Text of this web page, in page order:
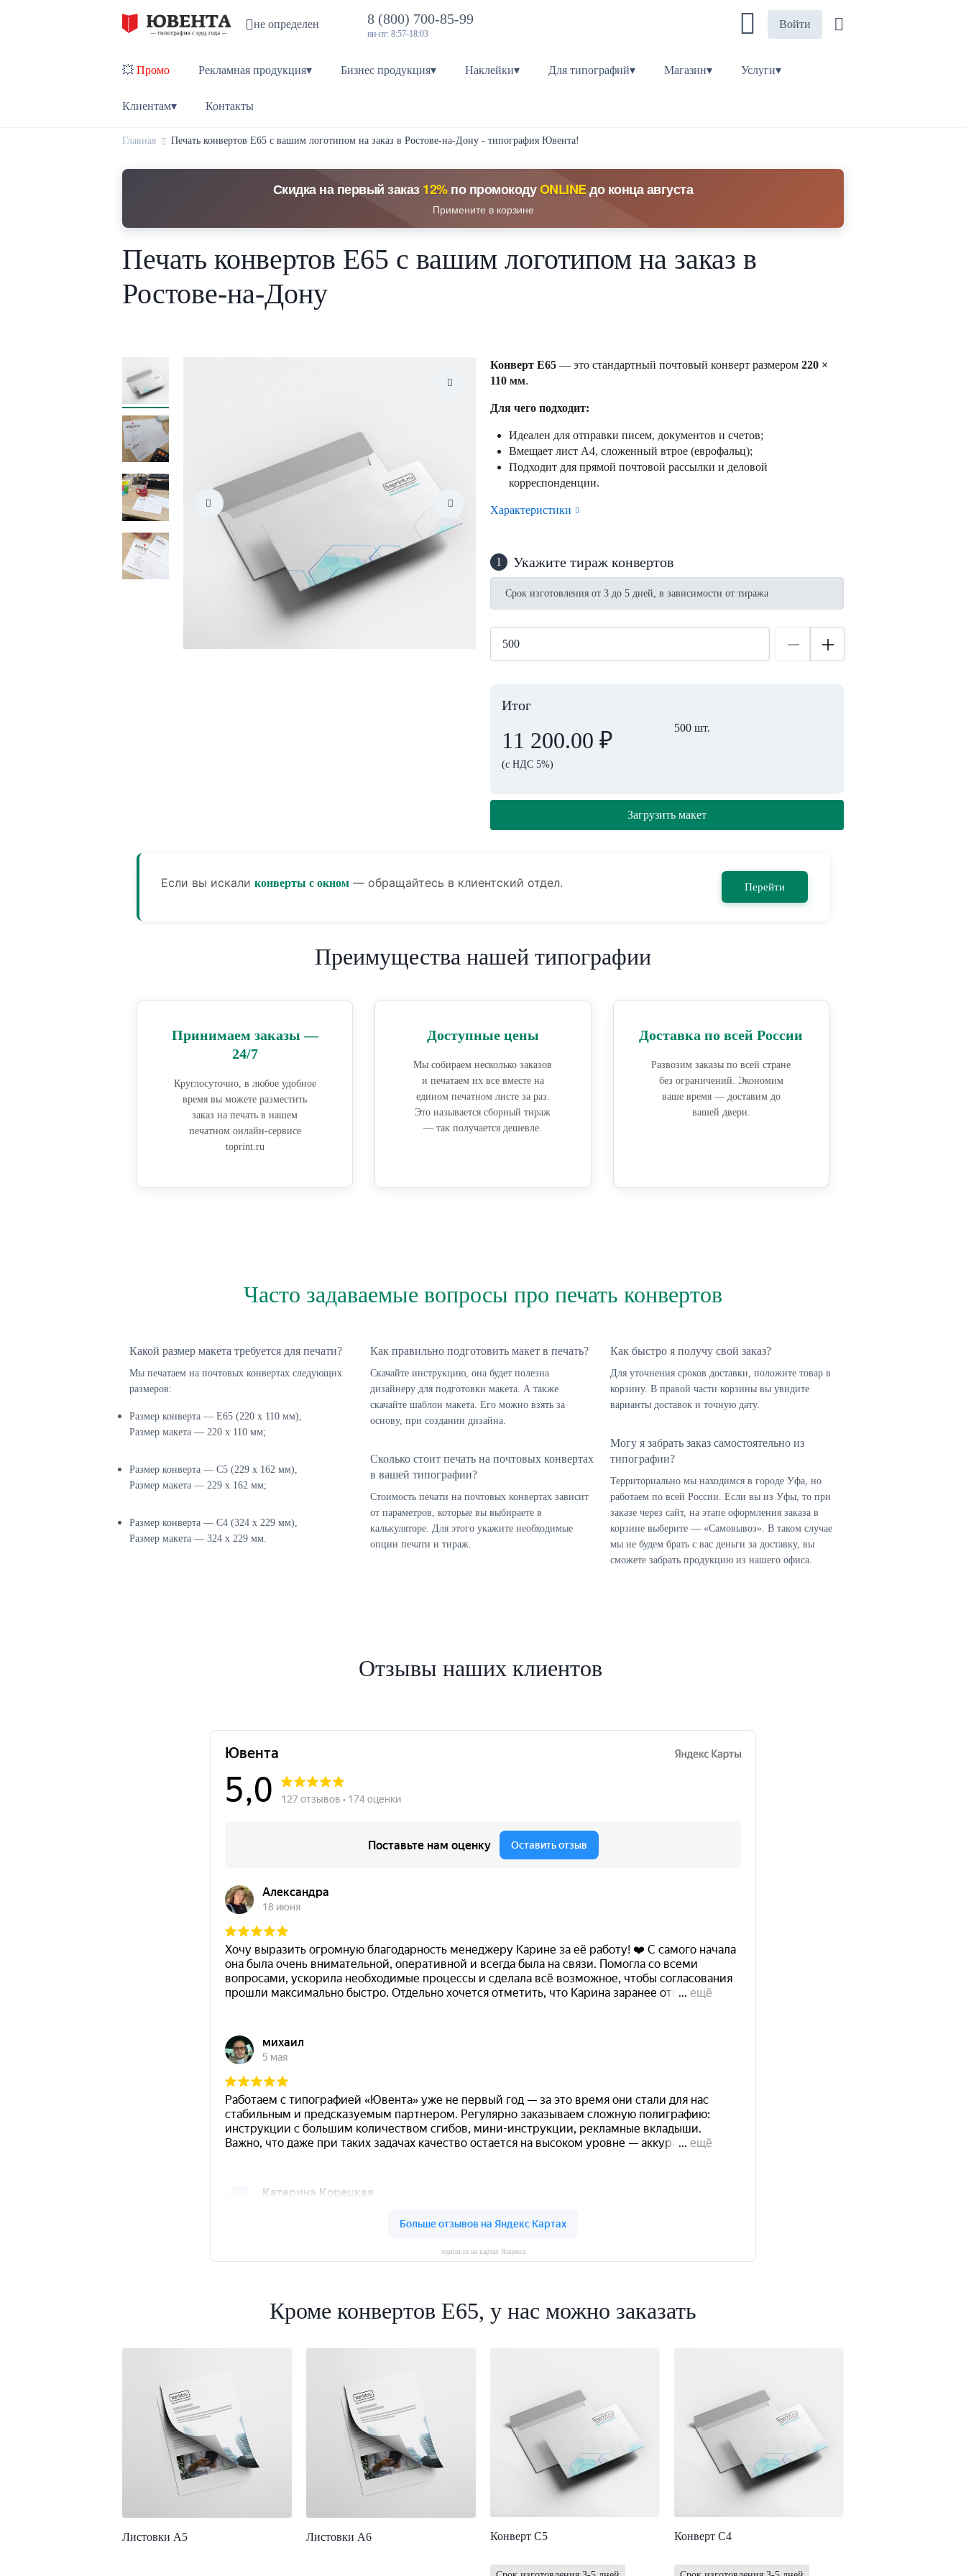
не определен 8 (800) 700-85-99
пн-пт: 8:57-18:03
Войти
💥 Промо Рекламная продукция▾ Бизнес продукция▾ Наклейки▾ Для типографий▾ Магазин▾ Услуги▾
Клиентам▾ Контакты
Главная Печать конвертов Е65 с вашим логотипом на заказ в Ростове-на-Дону - типография Ювента!
Скидка на первый заказ12%по промокодуONLINEдо конца августа
Примените в корзине
Печать конвертов Е65 с вашим логотипом на заказ в
Ростове-на-Дону
Конверт Е65 — это стандартный почтовый конверт размером 220 ×
110 мм.
Для чего подходит:
Идеален для отправки писем, документов и счетов;
Вмещает лист А4, сложенный втрое (еврофальц);
Подходит для прямой почтовой рассылки и деловой
корреспонденции.
Характеристики
1 Укажите тираж конвертов
Срок изготовления от 3 до 5 дней, в зависимости от тиража
Итог
11 200.00 ₽
(с НДС 5%)
500 шт.
Загрузить макет
Если вы искали конверты с окном — обращайтесь в клиентский отдел. Перейти
Преимущества нашей типографии
Принимаем заказы —
24/7
Круглосуточно, в любое удобное
время вы можете разместить
заказ на печать в нашем
печатном онлайн-сервисе
toprint.ru
Доступные цены
Мы собираем несколько заказов
и печатаем их все вместе на
едином печатном листе за раз.
Это называется сборный тираж
— так получается дешевле.
Доставка по всей России
Развозим заказы по всей стране
без ограничений. Экономим
ваше время — доставим до
вашей двери.
Часто задаваемые вопросы про печать конвертов
Какой размер макета требуется для печати?
Мы печатаем на почтовых конвертах следующих
размеров:
Размер конверта — E65 (220 х 110 мм),
Размер макета — 220 х 110 мм;
Размер конверта — C5 (229 х 162 мм),
Размер макета — 229 х 162 мм;
Размер конверта — C4 (324 х 229 мм),
Размер макета — 324 х 229 мм.
Как правильно подготовить макет в печать?
Скачайте инструкцию, она будет полезна
дизайнеру для подготовки макета. А также
скачайте шаблон макета. Его можно взять за
основу, при создании дизайна.
Сколько стоит печать на почтовых конвертах
в вашей типографии?
Стоимость печати на почтовых конвертах зависит
от параметров, которые вы выбираете в
калькуляторе. Для этого укажите необходимые
опции печати и тираж.
Как быстро я получу свой заказ?
Для уточнения сроков доставки, положите товар в
корзину. В правой части корзины вы увидите
варианты доставок и точную дату.
Могу я забрать заказ самостоятельно из
типографии?
Территориально мы находимся в городе Уфа, но
работаем по всей России. Если вы из Уфы, то при
заказе через сайт, на этапе оформления заказа в
корзине выберите — «Самовывоз». В таком случае
мы не будем брать с вас деньги за доставку, вы
сможете забрать продукцию из нашего офиса.
Отзывы наших клиентов
toprint.ru на картах Яндекса
Кроме конвертов Е65, у нас можно заказать
Листовки А5 Листовки А6 Конверт С5 Конверт С4